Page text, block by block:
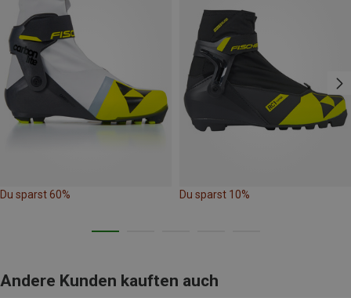
Du sparst 60% Du sparst 10%
Andere Kunden kauften auch